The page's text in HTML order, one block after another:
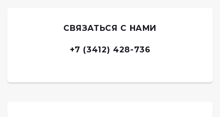
СВЯЗАТЬСЯ С НАМИ
+7 (3412) 428-736